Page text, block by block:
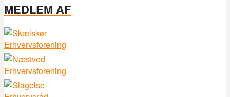
MEDLEM AF